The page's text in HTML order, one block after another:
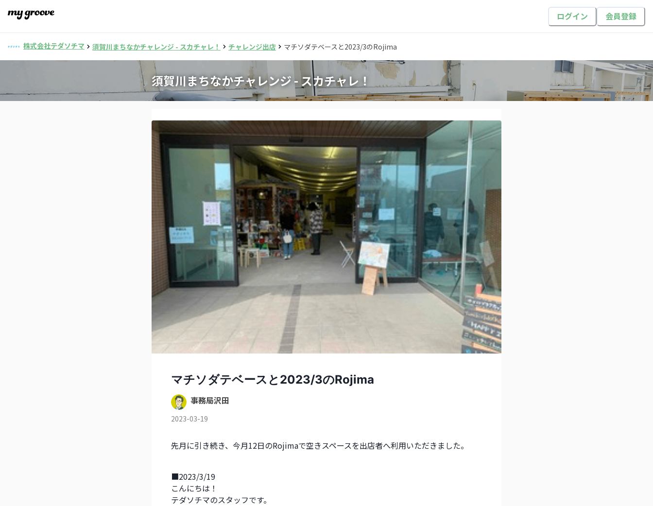
ログイン 会員登録
株式会社テダソチマ 須賀川まちなかチャレンジ - スカチャレ！ チャレンジ出店 マチソダテベースと2023/3のRojima
須賀川まちなかチャレンジ - スカチャレ！
マチソダテベースと2023/3のRojima
事務局沢田
2023-03-19
先月に引き続き、今月12日のRojimaで空きスペースを出店者へ利用いただきました。
■2023/3/19
こんにちは！
テダソチマのスタッフです。